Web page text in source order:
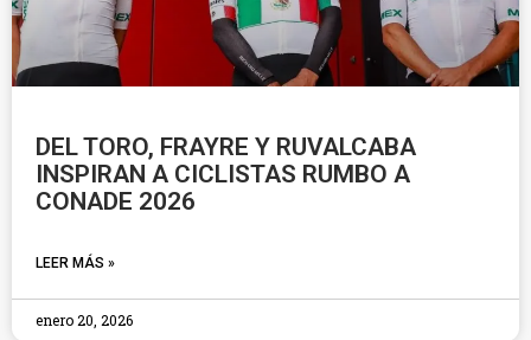
DEL TORO, FRAYRE Y RUVALCABA
INSPIRAN A CICLISTAS RUMBO A
CONADE 2026
LEER MÁS »
enero 20, 2026